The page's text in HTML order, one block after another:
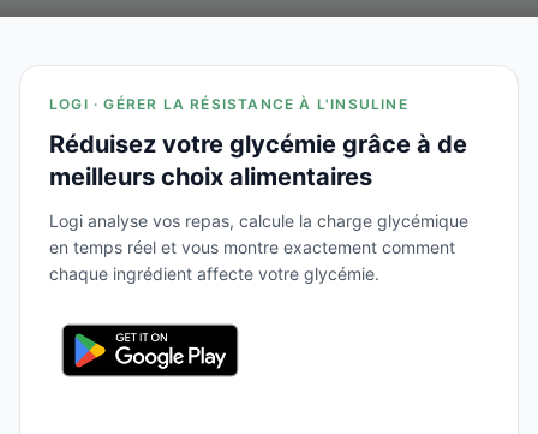
LOGI · GÉRER LA RÉSISTANCE À L'INSULINE
Réduisez votre glycémie grâce à de
meilleurs choix alimentaires
Logi analyse vos repas, calcule la charge glycémique
en temps réel et vous montre exactement comment
chaque ingrédient affecte votre glycémie.